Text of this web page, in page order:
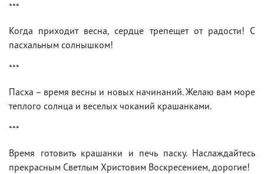
***
Когда приходит весна, сердце трепещет от радости! С
пасхальным солнышком!
***
Пасха – время весны и новых начинаний. Желаю вам море
теплого солнца и веселых чоканий крашанками.
***
Время готовить крашанки и печь паску. Наслаждайтесь
прекрасным Светлым Христовим Воскресением, дорогие!